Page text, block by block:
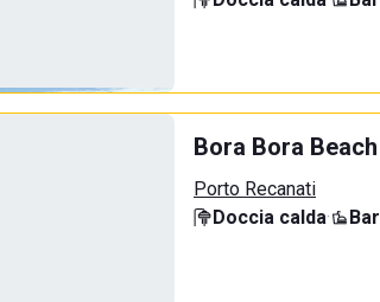
Bora Bora Beach
Porto Recanati
Doccia calda· Bar